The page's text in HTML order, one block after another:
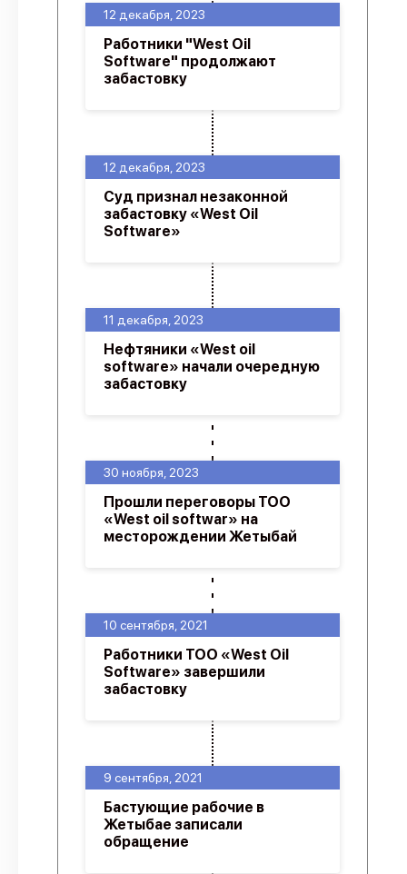
9 сентября, 2021
Бастующие рабочие в
Жетыбае записали
обращение
10 сентября, 2021
Работники ТОО «West Oil
Software» завершили
забастовку
30 ноября, 2023
Прошли переговоры ТОО
«West oil softwar» на
месторождении Жетыбай
11 декабря, 2023
Нефтяники «West oil
software» начали очередную
забастовку
12 декабря, 2023
Суд признал незаконной
забастовку «West Oil
Software»
12 декабря, 2023
Работники "West Oil
Software" продолжают
забастовку